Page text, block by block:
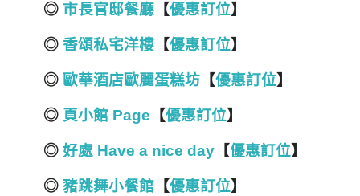
◎ 市長官邸餐廳 【優惠訂位】
◎ 香頌私宅洋樓 【優惠訂位】
◎ 歐華酒店歐麗蛋糕坊 【優惠訂位】
◎ 頁小館 Page 【優惠訂位】
◎ 好處 Have a nice day 【優惠訂位】
◎ 豬跳舞小餐館 【優惠訂位】